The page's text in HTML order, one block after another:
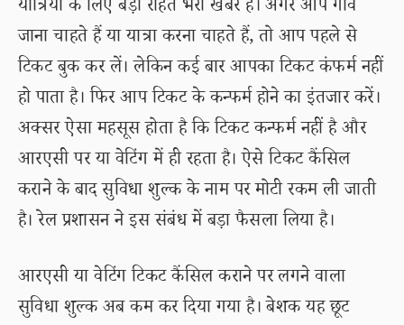
यात्रियों के लिए बड़ी राहत भरी खबर है। अगर आप गांव
जाना चाहते हैं या यात्रा करना चाहते हैं, तो आप पहले से
टिकट बुक कर लें। लेकिन कई बार आपका टिकट कंफर्म नहीं
हो पाता है। फिर आप टिकट के कन्फर्म होने का इंतजार करें।
अक्सर ऐसा महसूस होता है कि टिकट कन्फर्म नहीं है और
आरएसी पर या वेटिंग में ही रहता है। ऐसे टिकट कैंसिल
कराने के बाद सुविधा शुल्क के नाम पर मोटी रकम ली जाती
है। रेल प्रशासन ने इस संबंध में बड़ा फैसला लिया है।
आरएसी या वेटिंग टिकट कैंसिल कराने पर लगने वाला
सुविधा शुल्क अब कम कर दिया गया है। बेशक यह छूट